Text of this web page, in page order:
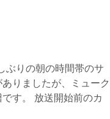
ぶりの朝の時間帯のサ
りましたが、ミューク
す。 放送開始前のカ